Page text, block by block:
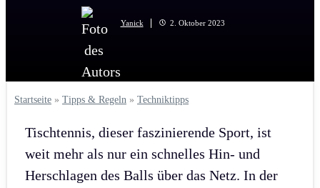
Yanick 2. Oktober 2023
Startseite » Tipps & Regeln » Techniktipps
Tischtennis, dieser faszinierende Sport, ist
weit mehr als nur ein schnelles Hin- und
Herschlagen des Balls über das Netz. In der